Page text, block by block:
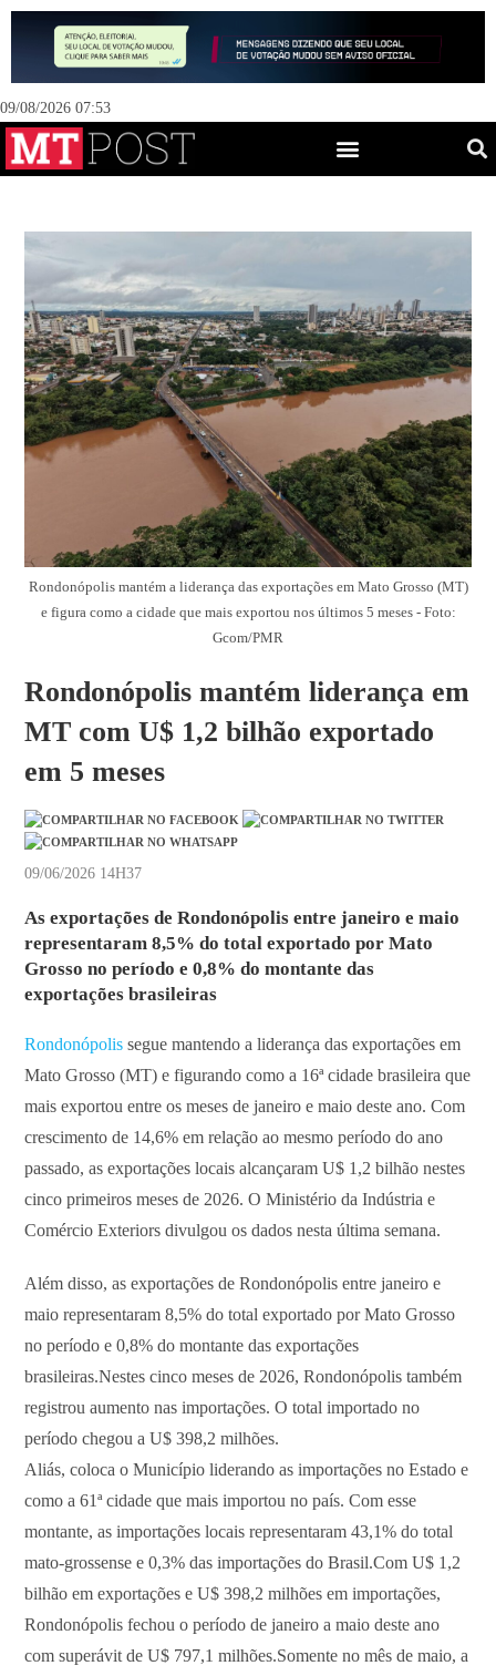
09/08/2026 07:53
Rondonópolis mantém a liderança das exportações em Mato Grosso (MT)
e figura como a cidade que mais exportou nos últimos 5 meses - Foto:
Gcom/PMR
Rondonópolis mantém liderança em
MT com U$ 1,2 bilhão exportado
em 5 meses
09/06/2026 14H37
As exportações de Rondonópolis entre janeiro e maio
representaram 8,5% do total exportado por Mato
Grosso no período e 0,8% do montante das
exportações brasileiras
Rondonópolis segue mantendo a liderança das exportações em
Mato Grosso (MT) e figurando como a 16ª cidade brasileira que
mais exportou entre os meses de janeiro e maio deste ano. Com
crescimento de 14,6% em relação ao mesmo período do ano
passado, as exportações locais alcançaram U$ 1,2 bilhão nestes
cinco primeiros meses de 2026. O Ministério da Indústria e
Comércio Exteriors divulgou os dados nesta última semana.
Além disso, as exportações de Rondonópolis entre janeiro e
maio representaram 8,5% do total exportado por Mato Grosso
no período e 0,8% do montante das exportações
brasileiras.Nestes cinco meses de 2026, Rondonópolis também
registrou aumento nas importações. O total importado no
período chegou a U$ 398,2 milhões.
Aliás, coloca o Município liderando as importações no Estado e
como a 61ª cidade que mais importou no país. Com esse
montante, as importações locais representaram 43,1% do total
mato-grossense e 0,3% das importações do Brasil.Com U$ 1,2
bilhão em exportações e U$ 398,2 milhões em importações,
Rondonópolis fechou o período de janeiro a maio deste ano
com superávit de U$ 797,1 milhões.Somente no mês de maio, a